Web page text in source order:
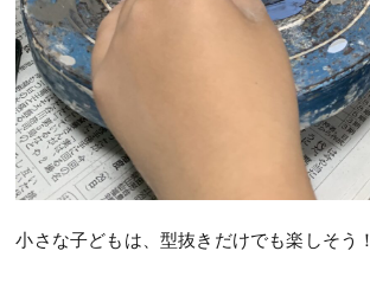
小さな子どもは、型抜きだけでも楽しそう！